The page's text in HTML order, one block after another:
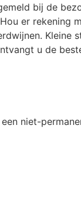
bij de
er rekening
Kleine
u de
niet-